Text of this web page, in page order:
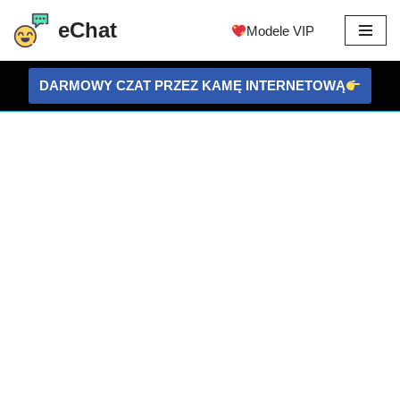
Przejdź
treści
eChat Modele VIP
DARMOWY CZAT PRZEZ KAMĘ INTERNETOWĄ